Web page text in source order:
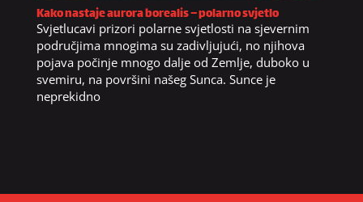
Kako nastaje aurora borealis – polarno svjetlo
Svjetlucavi prizori polarne svjetlosti na sjevernim
područjima mnogima su zadivljujući, no njihova
pojava počinje mnogo dalje od Zemlje, duboko u
svemiru, na površini našeg Sunca. Sunce je
neprekidno